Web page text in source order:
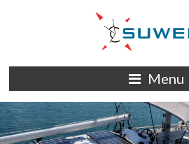
S/Y
Suwena
Menu